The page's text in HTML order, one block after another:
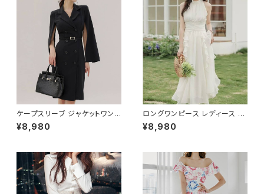
ビジネススーツ ロング パンツス
ーツ ロングパンツ ペプラム ノー
カラースーツ ペプラムジャケット
レディーススーツ 大きいサイズ
オフィス OL オフィスカジュアル
ビジネス 結婚式 パーティー お
呼ばれ ブラック ネイビー グレ
ー S M L XL 2XL 3XL 4XL 5
XL 10代 20代 30代 40代 C-
WAW1079
ワンピドレス OL エレガント フ
ォーマル ブラック ボルドー ホワ
イト 大きいサイズ きれいめ ドレ
スワンピース お呼ばれ 韓国 フ
ァッション オフィスカジュアル 韓
国風 キャバドレス ナイトドレス
ナイトワンピ カジュアル 10代 2
0代 30代 40代 C-OSS0127
ケープスリーブ ジャケットワンピ
ース ベルト付き ワンピース レデ
ィース 長袖 襟付き タイト スー
ート 二次会 結婚式 春 夏 秋 冬
お呼ばれ ブラック ベージュ お
しゃれ 高見え 20代 30代 40代
フォーマル 体型カバー 人気 トレ
¥8,980
ロングワンピース レディース シ
フォン フリル ハイネック ノース
リーブ フレア Aライン エレガン
秋 冬 お呼ばれ デート 食事会
フォーマル リゾート パーティー
人気 大人可愛い ホワイト C-O
¥8,980